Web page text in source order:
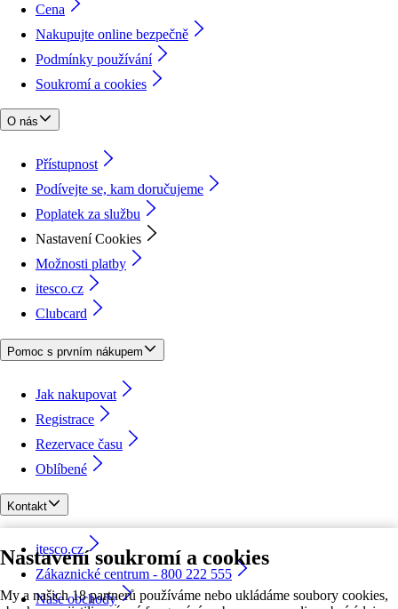
Nastavení soukromí a cookies
My a našich 18 partnerů používáme nebo ukládáme soubory cookies,
Cena
Nakupujte online bezpečně
Podmínky používání
Soukromí a cookies
O nás
Přístupnost
Podívejte se, kam doručujeme
Poplatek za službu
Nastavení Cookies
Možnosti platby
itesco.cz
Clubcard
Pomoc s prvním nákupem
Jak nakupovat
Registrace
Rezervace času
Oblíbené
Kontakt
itesco.cz
Zákaznické centrum - 800 222 555
Naše obchody